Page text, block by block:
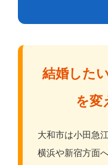
結婚した
を変
大和市は小田急
横浜や新宿方面